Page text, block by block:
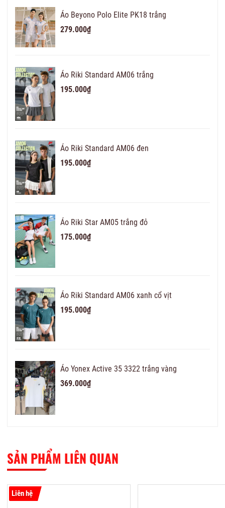
Áo Beyono Polo Elite PK18 trắng
279.000₫
Áo Riki Standard AM06 trắng
195.000₫
Áo Riki Standard AM06 đen
195.000₫
Áo Riki Star AM05 trắng đỏ
175.000₫
Áo Riki Standard AM06 xanh cổ vịt
195.000₫
Áo Yonex Active 35 3322 trắng vàng
369.000₫
SẢN PHẨM LIÊN QUAN
Liên hệ